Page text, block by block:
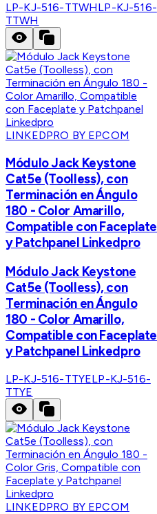
LP-KJ-516-TTWHLP-KJ-516-
TTWH
LINKEDPRO BY EPCOM
Módulo Jack Keystone
Cat5e (Toolless), con
Terminación en Ángulo
180 - Color Amarillo,
Compatible con Faceplate
y Patchpanel Linkedpro
Módulo Jack Keystone
Cat5e (Toolless), con
Terminación en Ángulo
180 - Color Amarillo,
Compatible con Faceplate
y Patchpanel Linkedpro
LP-KJ-516-TTYELP-KJ-516-
TTYE
LINKEDPRO BY EPCOM